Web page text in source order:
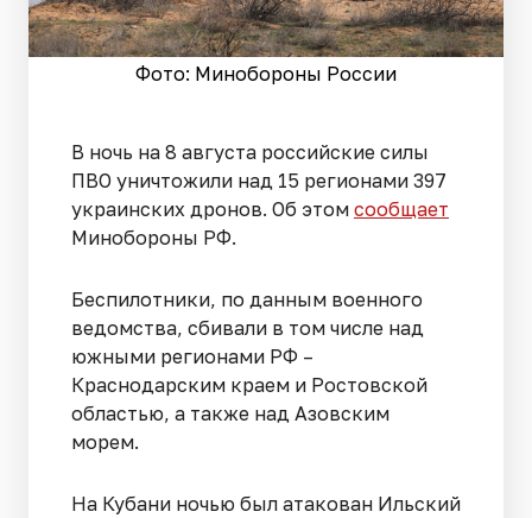
Фото: Минобороны России
В ночь на 8 августа российские силы
ПВО уничтожили над 15 регионами 397
украинских дронов. Об этом сообщает
Минобороны РФ.
Беспилотники, по данным военного
ведомства, сбивали в том числе над
южными регионами РФ –
Краснодарским краем и Ростовской
областью, а также над Азовским
морем.
На Кубани ночью был атакован Ильский